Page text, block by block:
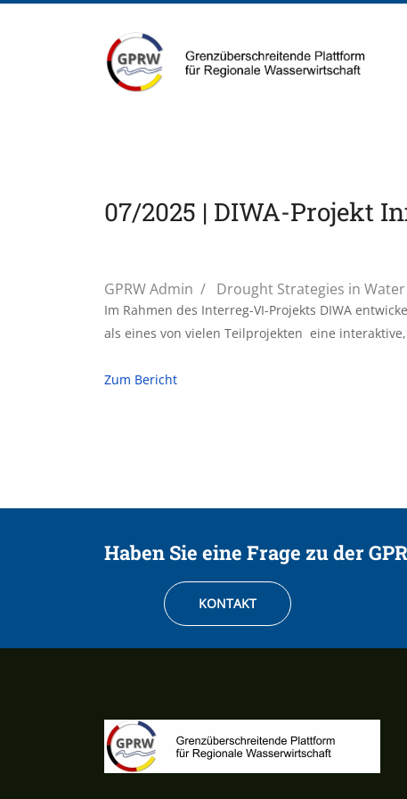
07/2025 | DIWA-Projekt
GPRW Admin Drought Strategies in
Im Rahmen des Interreg-VI-Projekts DIWA
als eines von vielen Teilprojekten eine
Zum Bericht
Haben Sie eine Frage zu der
KONTAKT